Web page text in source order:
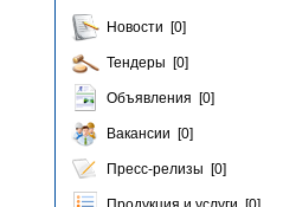
Новости [0]
Тендеры [0]
Объявления [0]
Вакансии [0]
Пресс-релизы [0]